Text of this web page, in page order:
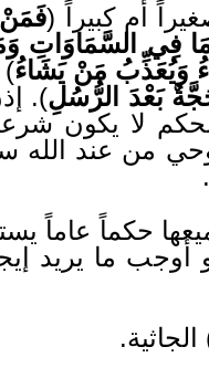
أم كبيراً (
فِي السَّمَاوَاتِ
وَيُعَذِّبُ مَنْ يَشَاءُ)
بَعْدَ الرُّسُلِ).
لا يكون شرعياً
من عند الله
حكماً عاماً
أوجب ما يريد
الجاثية.